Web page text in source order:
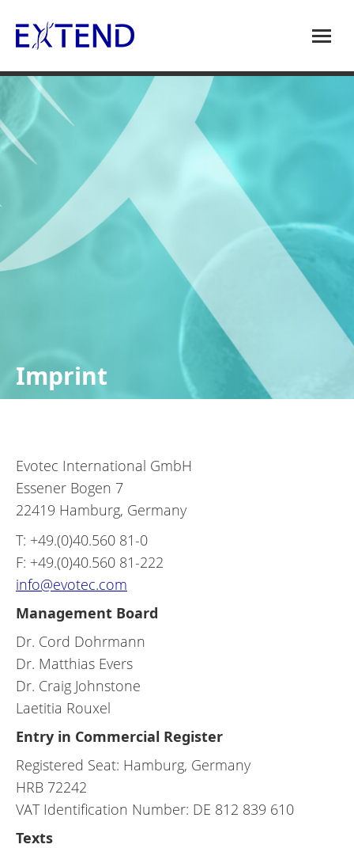
Imprint
Evotec International GmbH
Essener Bogen 7
22419 Hamburg, Germany
T: +49.(0)40.560 81-0
F: +49.(0)40.560 81-222
info@evotec.com
Management Board
Dr. Cord Dohrmann
Dr. Matthias Evers
Dr. Craig Johnstone
Laetitia Rouxel
Entry in Commercial Register
Registered Seat: Hamburg, Germany
HRB 72242
VAT Identification Number: DE 812 839 610
Texts